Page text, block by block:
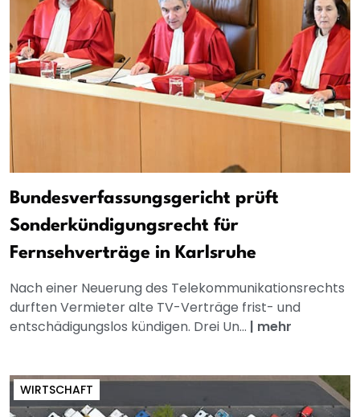
Bundesverfassungsgericht prüft
Sonderkündigungsrecht für
Fernsehverträge in Karlsruhe
Nach einer Neuerung des Telekommunikationsrechts
durften Vermieter alte TV-Verträge frist- und
entschädigungslos kündigen. Drei Un... | mehr
WIRTSCHAFT